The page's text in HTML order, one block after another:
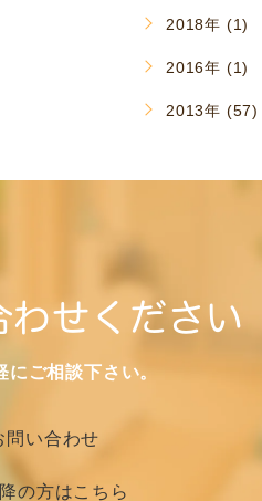
2018年 (1)
2016年 (1)
2013年 (57)
せください
ご相談下さい。